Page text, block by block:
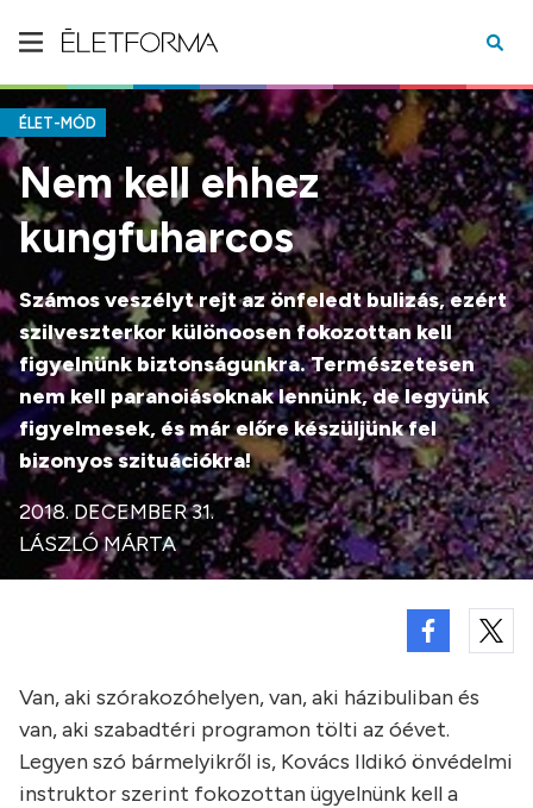
ÉLET-MÓD
Nem kell ehhez
kungfuharcos
Számos veszélyt rejt az önfeledt bulizás, ezért
szilveszterkor különoosen fokozottan kell
figyelnünk biztonságunkra. Természetesen
nem kell paranoiásoknak lennünk, de legyünk
figyelmesek, és már előre készüljünk fel
bizonyos szituációkra!
2018. DECEMBER 31.
LÁSZLÓ MÁRTA
Van, aki szórakozóhelyen, van, aki házibuliban és
van, aki szabadtéri programon tölti az óévet.
Legyen szó bármelyikről is, Kovács Ildikó önvédelmi
instruktor szerint fokozottan ügyelnünk kell a